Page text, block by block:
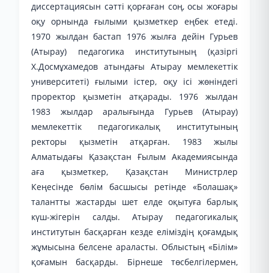
диссертациясын сәтті қорғаған соң, осы жоғары
оқу орнында ғылыми қызметкер еңбек етеді.
1970 жылдан бастап 1976 жылға дейін Гурьев
(Атырау) педагогика институтының (қазіргі
Х.Досмұхамедов атындағы Атырау мемлекеттік
университеті) ғылыми істер, оқу ісі жөніндегі
проректор қызметін атқарады. 1976 жылдан
1983 жылдар аралығында Гурьев (Атырау)
мемлекеттік педагогикалық институтының
ректоры қызметін атқарған. 1983 жылы
Алматыдағы Қазақстан Ғылым Академиясында
аға қызметкер, Қазақстан Министрлер
Кеңесінде бөлім басшысы ретінде «Болашақ»
талантты жастарды шет елде оқытуға барлық
күш-жігерін салды. Атырау педагогикалық
институтын басқарған кезде еліміздің қоғамдық
жұмысына белсене араласты. Облыстың «Білім»
қоғамын басқарды. Бірнеше төсбелгілермен,